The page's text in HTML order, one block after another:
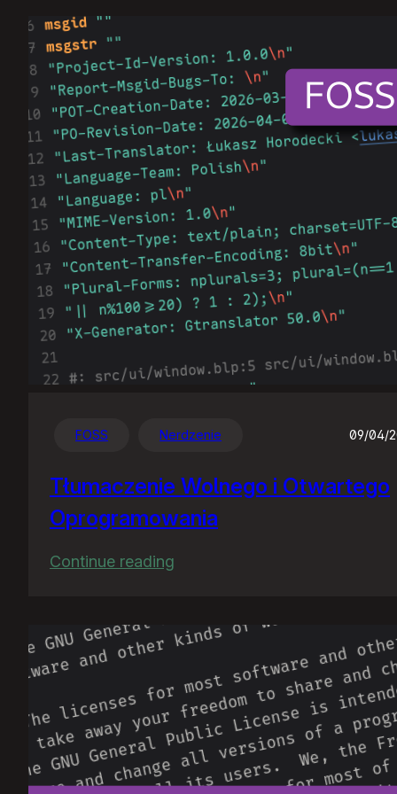
FOSS Nerdzenie 09/04/
Tłumaczenie Wolnego i Otwartego
Oprogramowania
Continue reading
i
Otwartego
Oprogramowania